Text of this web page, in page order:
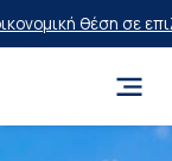
επιλεγμένα